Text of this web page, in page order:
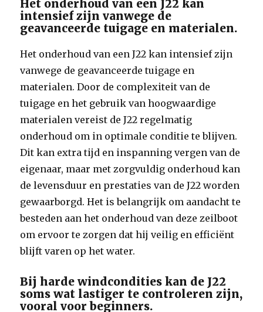
Het onderhoud van een J22 kan
intensief zijn vanwege de
geavanceerde tuigage en materialen.
Het onderhoud van een J22 kan intensief zijn
vanwege de geavanceerde tuigage en
materialen. Door de complexiteit van de
tuigage en het gebruik van hoogwaardige
materialen vereist de J22 regelmatig
onderhoud om in optimale conditie te blijven.
Dit kan extra tijd en inspanning vergen van de
eigenaar, maar met zorgvuldig onderhoud kan
de levensduur en prestaties van de J22 worden
gewaarborgd. Het is belangrijk om aandacht te
besteden aan het onderhoud van deze zeilboot
om ervoor te zorgen dat hij veilig en efficiënt
blijft varen op het water.
Bij harde windcondities kan de J22
soms wat lastiger te controleren zijn,
vooral voor beginners.